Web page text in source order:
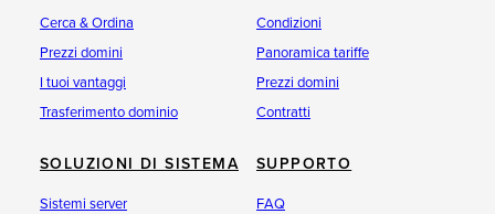
Cerca & Ordina
Prezzi domini
I tuoi vantaggi
Trasferimento dominio
Condizioni
Panoramica tariffe
Prezzi domini
Contratti
SOLUZIONI DI SISTEMA
Sistemi server
SUPPORTO
FAQ